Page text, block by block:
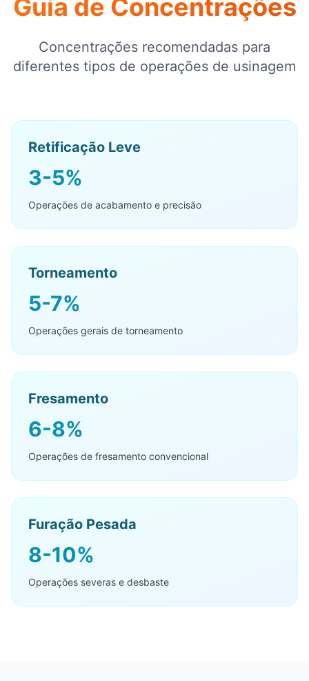
Guia de Concentrações
Concentrações recomendadas para
diferentes tipos de operações de usinagem
Retificação Leve
3-5%
Operações de acabamento e precisão
Torneamento
5-7%
Operações gerais de torneamento
Fresamento
6-8%
Operações de fresamento convencional
Furação Pesada
8-10%
Operações severas e desbaste